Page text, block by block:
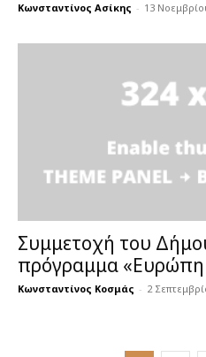
Κωνσταντίνος Ασίκης - 13
Συμμετοχή του
πρόγραμμα «Ευρώπη
Κωνσταντίνος Κοσμάς - 2